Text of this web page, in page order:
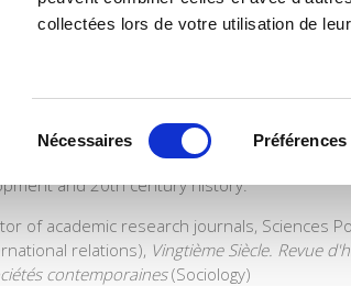
collectées lors de votre utilisation de
Nécessaires Préférences
PRESShas a threefold role: to
bySciences Po
(the Political Studies
publishes the most advanced research in
and 20th century history.
of academic research journals, Sciences
relations), Vingtième Siècle. Revue
contemporaines(Sociology)